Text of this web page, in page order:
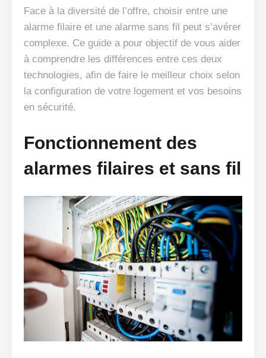
Face à la diversité de l’offre, choisir entre une
alarme filaire et une alarme sans fil peut s’avérer
complexe. Ce guide a pour objectif de vous aider
à comprendre les différences entre ces deux
technologies, afin de faire le meilleur choix selon
la configuration de votre logement et vos besoins
en sécurité.
Fonctionnement des
alarmes filaires et sans fil